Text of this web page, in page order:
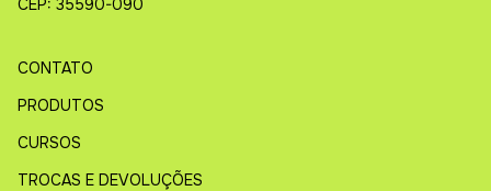
CEP: 35590-090
CONTATO
PRODUTOS
CURSOS
TROCAS E DEVOLUÇÕES